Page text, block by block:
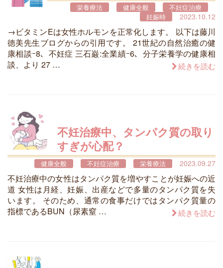
栄養療法 健康全般
不妊症治療
妊娠時
2023.10.12
→ビタミンEは女性ホルモンを正常化します。 以下は藤川
徳美先生ブログからの引用です。 21世紀の自然治癒の健
康相談ｰ8、不妊症 三石巌:全業績ｰ6、分子栄養学の健康相
談、より 27 …
続きを読む
不妊治療中、タンパク質の取り
すぎが心配？
健康全般 不妊症治療 栄養療法 2023.09.27
不妊治療中の女性はタンパク質を増やすことが妊娠への近
道 女性は月経、妊娠、出産などで多量のタンパク質を失
います。 そのため、通常の食事だけではタンパク質量の
指標であるBUN（尿素窒 …
続きを読む